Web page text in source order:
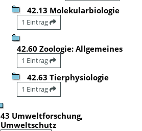
42.13 Molekularbiologie
1 Eintrag
42.60 Zoologie: Allgemeines
1 Eintrag
42.63 Tierphysiologie
1 Eintrag
43 Umweltforschung,
Umweltschutz